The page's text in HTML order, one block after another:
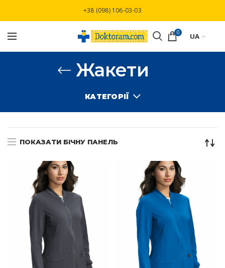
+38 (098) 106-03-03
0 UA
Жакети
КАТЕГОРІЇ
ПОКАЗАТИ БІЧНУ ПАНЕЛЬ
Безкоштовна доставка при замовлені від